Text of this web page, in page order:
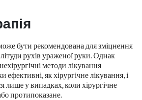
бути рекомендована для зміцнення
рухів ураженої руки. Однак
методи лікування
ефективні, як хірургічне лікування, і
лише у випадках, коли хірургічне
протипоказане.